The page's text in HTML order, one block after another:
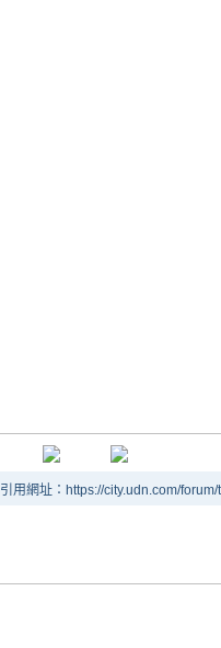
引用網址：https://city.udn.com/